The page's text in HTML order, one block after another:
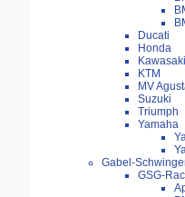
Ducati
Honda
Kawasaki
KTM
MV
Suzuki
Triumph
Yamaha
Gabel-
GSG-